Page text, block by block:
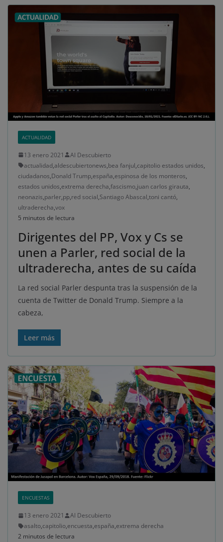
ACTUALIDAD
13 enero 2021
Al Descubierto
actualidad,aldescubiertonews,bea fanjul,capitolio estados unidos,
ciudadanos,Donald Trump,españa,espinosa de los monteros,
estados unidos,extrema derecha,fascismo,juan carlos girauta,
neonazis,parler,pp,red social,Santiago Abascal,toni cantó,
ultraderecha,vox
5 minutos de lectura
Dirigentes del PP, Vox y Cs se
unen a Parler, red social de la
ultraderecha, antes de su caída
La red social Parler despunta tras la suspensión de la
cuenta de Twitter de Donald Trump. Siempre a la
cabeza,
Leer más
ENCUESTAS
13 enero 2021
Al Descubierto
asalto,capitolio,encuesta,españa,extrema derecha
2 minutos de lectura